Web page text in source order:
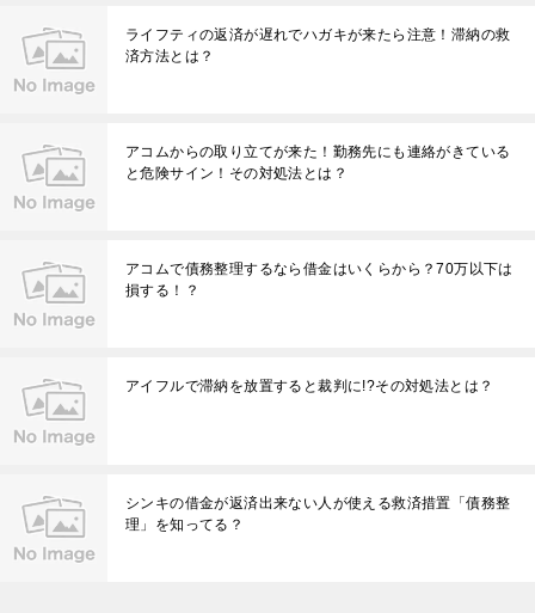
ライフティの返済が遅れでハガキが来たら注意！滞納の救
済方法とは？
アコムからの取り立てが来た！勤務先にも連絡がきている
と危険サイン！その対処法とは？
アコムで債務整理するなら借金はいくらから？70万以下は
損する！？
アイフルで滞納を放置すると裁判に!?その対処法とは？
シンキの借金が返済出来ない人が使える救済措置「債務整
理」を知ってる？